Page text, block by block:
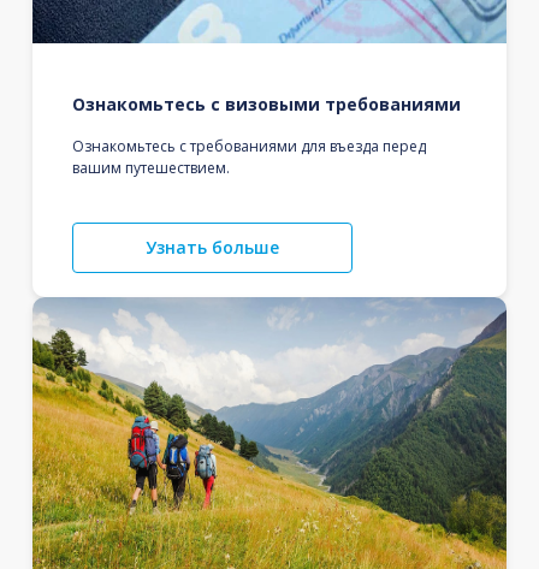
Ознакомьтесь с визовыми требованиями
Ознакомьтесь с требованиями для въезда перед
вашим путешествием.
Узнать больше